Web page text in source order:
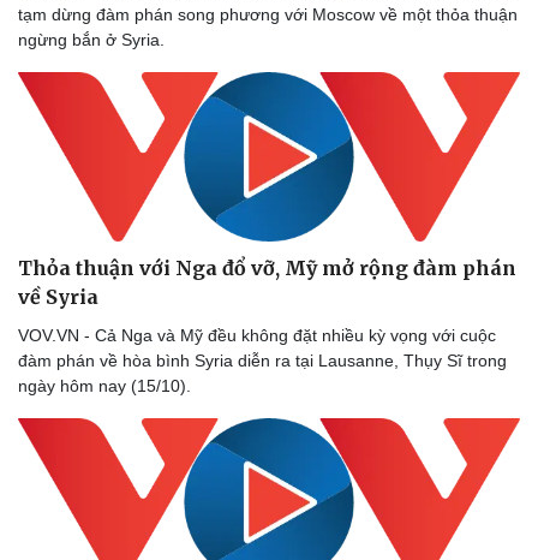
tạm dừng đàm phán song phương với Moscow về một thỏa thuận
ngừng bắn ở Syria.
Thỏa thuận với Nga đổ vỡ, Mỹ mở rộng đàm phán
về Syria
VOV.VN - Cả Nga và Mỹ đều không đặt nhiều kỳ vọng với cuộc
đàm phán về hòa bình Syria diễn ra tại Lausanne, Thụy Sĩ trong
ngày hôm nay (15/10).